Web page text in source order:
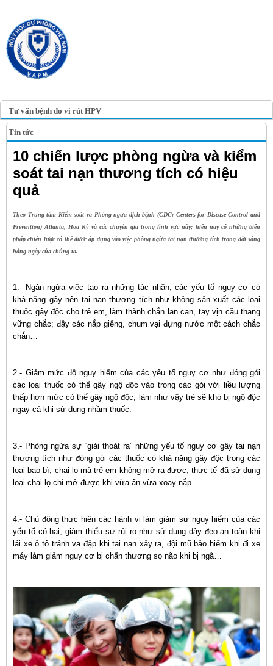
Tư vấn bệnh do vi rút HPV
Tin tức
10 chiến lược phòng ngừa và kiểm
soát tai nạn thương tích có hiệu
quả
Theo Trung tâm Kiểm soát và Phòng ngừa dịch bệnh (CDC: Centers for Disease Control and
Prevention) Atlanta, Hoa Kỳ và các chuyên gia trong lĩnh vực này; hiện nay có những biện
pháp chiến lược có thể được áp dụng vào việc phòng ngừa tai nạn thương tích trong đời sống
hàng ngày của chúng ta.
1.- Ngăn ngừa việc tạo ra những tác nhân, các yếu tố nguy cơ có
khả năng gây nên tai nạn thương tích như không sản xuất các loại
thuốc gây độc cho trẻ em, làm thành chắn lan can, tay vịn cầu thang
vững chắc; đậy các nắp giếng, chum vại đựng nước một cách chắc
chắn…
2.- Giảm mức độ nguy hiểm của các yếu tố nguy cơ như đóng gói
các loại thuốc có thể gây ngộ độc vào trong các gói với liều lượng
thấp hơn mức có thể gây ngộ độc; làm như vậy trẻ sẽ khó bị ngộ độc
ngay cả khi sử dụng nhầm thuốc.
3.- Phòng ngừa sự “giải thoát ra” những yếu tố nguy cơ gây tai nạn
thương tích như đóng gói các thuốc có khả năng gây độc trong các
loại bao bì, chai lọ mà trẻ em không mở ra được; thực tế đã sử dụng
loại chai lọ chỉ mở được khi vừa ấn vừa xoay nắp…
4.- Chủ động thực hiện các hành vi làm giảm sự nguy hiểm của các
yếu tố có hại, giảm thiểu sự rủi ro như sử dụng dây đeo an toàn khi
lái xe ô tô tránh va đập khi tai nạn xảy ra, đội mũ bảo hiểm khi đi xe
máy làm giảm nguy cơ bị chấn thương sọ não khi bị ngã…